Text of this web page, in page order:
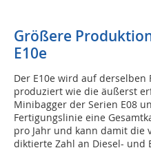
Größere
E10e
Der E10e wird auf
produziert wie die äußerst
Minibagger der Serien E08
Fertigungslinie eine
pro Jahr und kann damit die
diktierte Zahl an Diesel- und